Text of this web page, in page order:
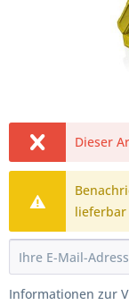
Dieser
lieferbar
Informationen zur